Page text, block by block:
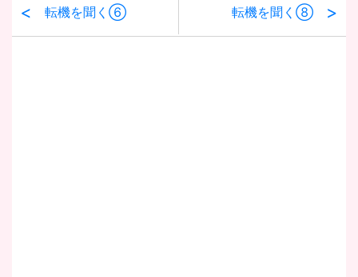
< 転機を聞く⑥ 転機を聞く⑧ >